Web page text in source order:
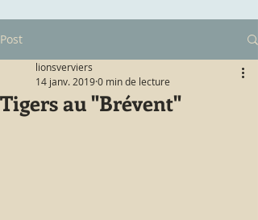
Post
Tigers au "Brévent"
lionsverviers
14 janv. 20190 min de lecture